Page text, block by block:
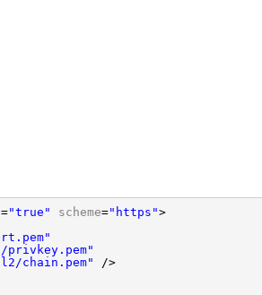
="true" scheme="https">
chain.pem"
/>